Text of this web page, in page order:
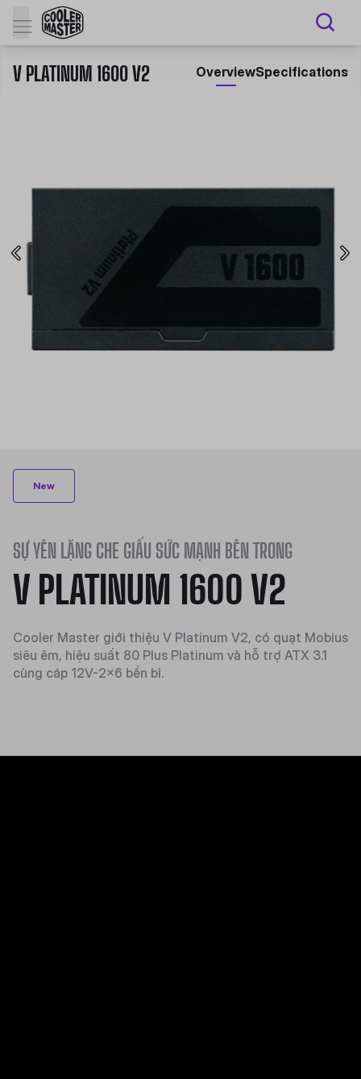
V PLATINUM 1600 V2 OverviewSpecifications
New
SỰ YÊN LẶNG CHE GIẤU SỨC MẠNH BÊN TRONG
V PLATINUM 1600 V2
Cooler Master giới thiệu V Platinum V2, có quạt Mobius
siêu êm, hiệu suất 80 Plus Platinum và hỗ trợ ATX 3.1
cùng cáp 12V-2x6 bền bỉ.